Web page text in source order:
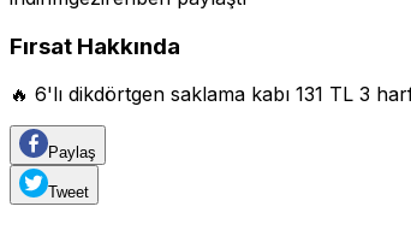
Fırsat Hakkında
🔥 6'lı dikdörtgen saklama kabı 131 TL 3
Paylaş
Tweet